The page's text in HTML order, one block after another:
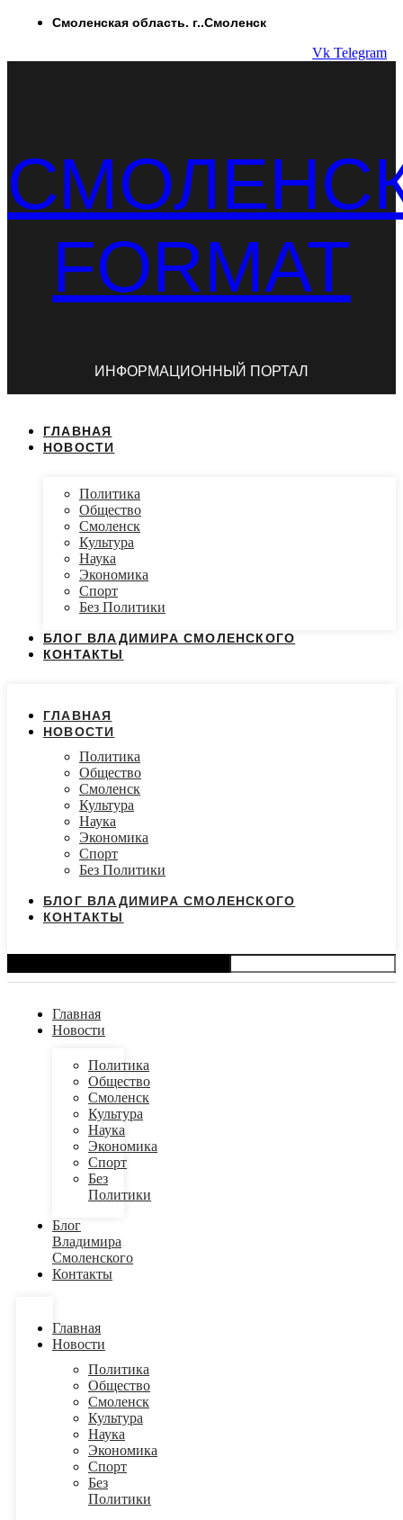
ПерейтиСмоленская область. г..Смоленск
Vk Telegram
FORMAT
ИНФОРМАЦИОННЫЙ ПОРТАЛ
ГЛАВНАЯ
НОВОСТИ
Политика
Общество
Смоленск
Культура
Наука
Экономика
Спорт
Без Политики
БЛОГ ВЛАДИМИРА СМОЛЕНСКОГО
КОНТАКТЫ
ГЛАВНАЯ
НОВОСТИ
Политика
Общество
Смоленск
Культура
Наука
Экономика
Спорт
Без Политики
БЛОГ ВЛАДИМИРА СМОЛЕНСКОГО
КОНТАКТЫ
Главная
Новости
Политика
Общество
Смоленск
Культура
Наука
Экономика
Спорт
Без
Политики
Блог
Владимира
Смоленского
Контакты
Главная
Новости
Политика
Общество
Смоленск
Культура
Наука
Экономика
Спорт
Без
Политики